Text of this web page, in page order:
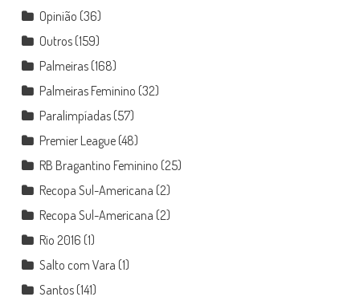
Opinião (36)
Outros(159)
Palmeiras(168)
Palmeiras Feminino (32)
Paralimpíadas(57)
Premier League(48)
RB Bragantino Feminino (25)
Recopa Sul-Americana (2)
Recopa Sul-Americana (2)
Rio 2016 (1)
Salto com Vara (1)
Santos(141)